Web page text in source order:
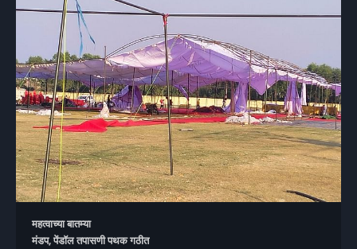
महत्वाच्या बातम्या
मंडप, पेंडॉल तपासणी पथक गठीत